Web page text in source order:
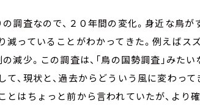
の調査なので、２０年間の変化。身近な鳥
減っていることがわかってきた。例えばス
の減少。この調査は、「鳥の国勢調査」みた
て、現状と、過去からどういう風に変わって
とはちょっと前から言われていたが、より